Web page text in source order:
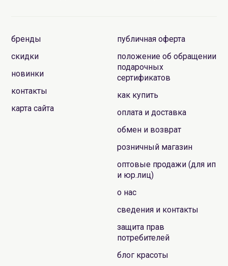
бренды
скидки
новинки
контакты
карта сайта
публичная оферта
положение об обращении
подарочных
сертификатов
как купить
оплата и доставка
обмен и возврат
розничный магазин
оптовые продажи (для ип
и юр.лиц)
о нас
сведения и контакты
защита прав
потребителей
блог красоты